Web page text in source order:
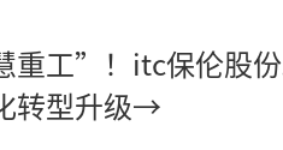
重工”！itc保伦股
转型升级→